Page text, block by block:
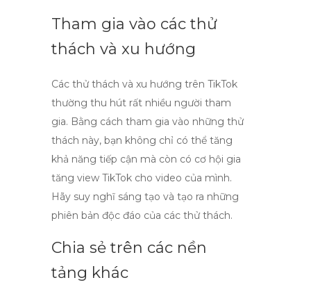
Tham gia vào các thử
thách và xu hướng
Các thử thách và xu hướng trên TikTok
thường thu hút rất nhiều người tham
gia. Bằng cách tham gia vào những thử
thách này, bạn không chỉ có thể tăng
khả năng tiếp cận mà còn có cơ hội gia
tăng view TikTok cho video của mình.
Hãy suy nghĩ sáng tạo và tạo ra những
phiên bản độc đáo của các thử thách.
Chia sẻ trên các nền
tảng khác